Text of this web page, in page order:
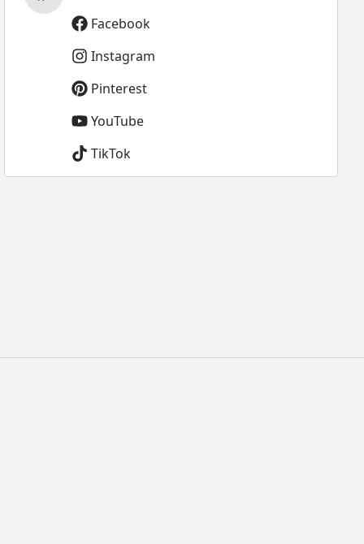
Facebook
Instagram
Pinterest
YouTube
TikTok